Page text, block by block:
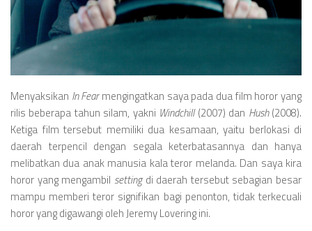
Television
Games
Menyaksikan In Fearmengingatkan saya pada dua film horor yang
rilis beberapa tahun silam, yakni Windchill(2007) dan Hush(2008).
Ketiga film tersebut memiliki dua kesamaan, yaitu berlokasi di
daerah terpencil dengan segala keterbatasannya dan hanya
melibatkan dua anak manusia kala teror melanda. Dan saya kira
horor yang mengambil settingdi daerah tersebut sebagian besar
mampu memberi teror signifikan bagi penonton, tidak terkecuali
horor yang digawangi oleh Jeremy Lovering ini.